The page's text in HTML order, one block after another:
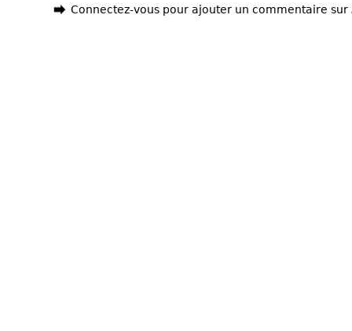
Connectez-vous pour ajouter un commentaire sur